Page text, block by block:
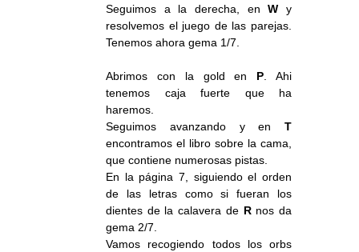
Seguimos a la derecha, enW y
resolvemos el juego de las parejas.
Tenemos ahora gema 1/7.
Abrimos con la gold en P. Ahi
tenemos caja fuerte que ha
haremos.
Seguimos avanzando y en T
encontramos el libro sobre la cama,
que contiene numerosas pistas.
En la página 7, siguiendo el orden
de las letras como si fueran los
dientes de la calavera de Rnos da
gema 2/7.
Vamos recogiendo todos los orbs